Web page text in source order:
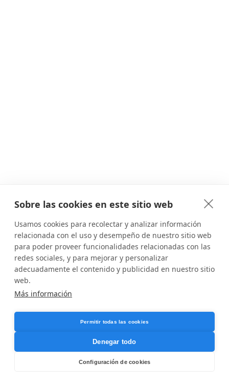
Sobre las cookies en este sitio web
Usamos cookies para recolectar y analizar información
relacionada con el uso y desempeño de nuestro sitio web
para poder proveer funcionalidades relacionadas con las
redes sociales, y para mejorar y personalizar
adecuadamente el contenido y publicidad en nuestro sitio
web.
Más información
Permitir todas las cookies
Denegar todo
Configuración de cookies